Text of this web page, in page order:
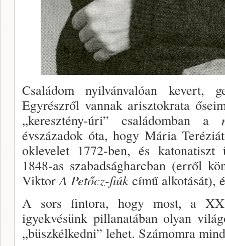
Családom nyilvánvalóan kevert,
Egyrészről vannak arisztokrata
„keresztény-úri” csalá­domban a
évszázadok óta, hogy Mária
oklevelet 1772-ben, és katonatiszt
1848-as szabadságharcban (erről
Vik­torA Petőcz-fiúk című alkotását),
A sors fintora, hogy most, a
igyekvésünk pillana­tában olyan
„büszkélkedni” lehet. Számomra